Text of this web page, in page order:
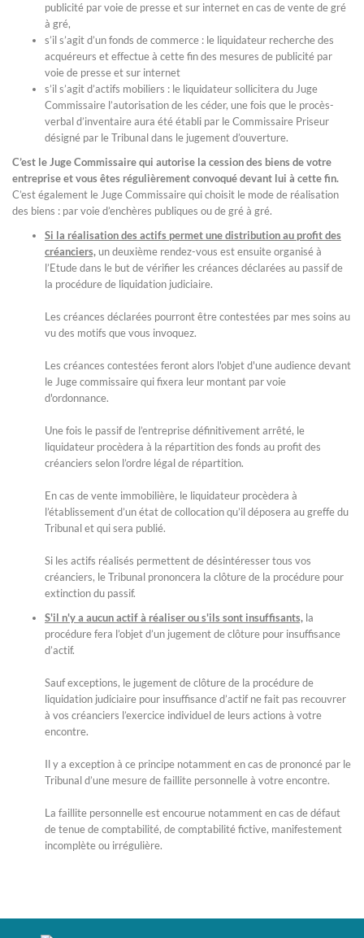
publicité par voie de presse et sur internet en cas de vente de gré
à gré,
s’il s’agit d’un fonds de commerce : le liquidateur recherche des
acquéreurs et effectue à cette fin des mesures de publicité par
voie de presse et sur internet
s’il s’agit d’actifs mobiliers : le liquidateur sollicitera du Juge
Commissaire l’autorisation de les céder, une fois que le procès-
verbal d’inventaire aura été établi par le Commissaire Priseur
désigné par le Tribunal dans le jugement d’ouverture.
C’est le Juge Commissaire qui autorise la cession des biens de votre
entreprise et vous êtes régulièrement convoqué devant lui à cette fin.
C’est également le Juge Commissaire qui choisit le mode de réalisation
des biens : par voie d’enchères publiques ou de gré à gré.
Si la réalisation des actifs permet une distribution au profit des
créanciers,un deuxième rendez-vous est ensuite organisé à
l’Etude dans le but de vérifier les créances déclarées au passif de
la procédure de liquidation judiciaire.
Les créances déclarées pourront être contestées par mes soins au
vu des motifs que vous invoquez.
Les créances contestées feront alors l'objet d'une audience devant
le Juge commissaire qui fixera leur montant par voie
d'ordonnance.
Une fois le passif de l’entreprise définitivement arrêté, le
liquidateur procèdera à la répartition des fonds au profit des
créanciers selon l’ordre légal de répartition.
En cas de vente immobilière, le liquidateur procèdera à
l’établissement d’un état de collocation qu’il déposera au greffe du
Tribunal et qui sera publié.
Si les actifs réalisés permettent de désintéresser tous vos
créanciers, le Tribunal prononcera la clôture de la procédure pour
extinction du passif.
S'il n'y a aucun actif à réaliser ou s'ils sont insuffisants, la
procédure fera l’objet d’un jugement de clôture pour insuffisance
d’actif.
Sauf exceptions, le jugement de clôture de la procédure de
liquidation judiciaire pour insuffisance d’actif ne fait pas recouvrer
à vos créanciers l’exercice individuel de leurs actions à votre
encontre.
Il y a exception à ce principe notamment en cas de prononcé par le
Tribunal d’une mesure de faillite personnelle à votre encontre.
La faillite personnelle est encourue notamment en cas de défaut
de tenue de comptabilité, de comptabilité fictive, manifestement
incomplète ou irrégulière.